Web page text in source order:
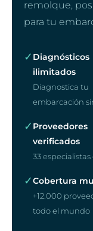
remolque,
para tu
✓ Diagnósticos
ilimitados
Diagnostica tu
embarcación
✓ Proveedores
verificados
33
✓Cobertura
+12.000
todo el mundo